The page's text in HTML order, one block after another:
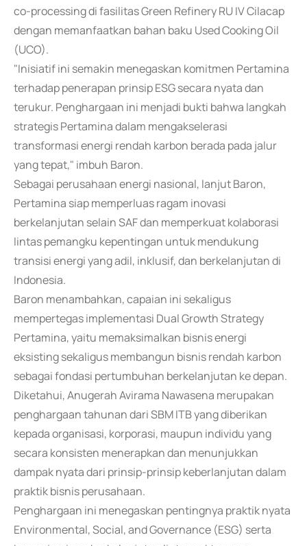
co-processing di fasilitas Green Refinery RU IV Cilacap
dengan memanfaatkan bahan baku Used Cooking Oil
(UCO).
"Inisiatif ini semakin menegaskan komitmen Pertamina
terhadap penerapan prinsip ESG secara nyata dan
terukur. Penghargaan ini menjadi bukti bahwa langkah
strategis Pertamina dalam mengakselerasi
transformasi energi rendah karbon berada pada jalur
yang tepat," imbuh Baron.
Sebagai perusahaan energi nasional, lanjut Baron,
Pertamina siap memperluas ragam inovasi
berkelanjutan selain SAF dan memperkuat kolaborasi
lintas pemangku kepentingan untuk mendukung
transisi energi yang adil, inklusif, dan berkelanjutan di
Indonesia.
Baron menambahkan, capaian ini sekaligus
mempertegas implementasi Dual Growth Strategy
Pertamina, yaitu memaksimalkan bisnis energi
eksisting sekaligus membangun bisnis rendah karbon
sebagai fondasi pertumbuhan berkelanjutan ke depan.
Diketahui, Anugerah Avirama Nawasena merupakan
penghargaan tahunan dari SBM ITB yang diberikan
kepada organisasi, korporasi, maupun individu yang
secara konsisten menerapkan dan menunjukkan
dampak nyata dari prinsip-prinsip keberlanjutan dalam
praktik bisnis perusahaan.
Penghargaan ini menegaskan pentingnya praktik nyata
Environmental, Social, and Governance (ESG) serta